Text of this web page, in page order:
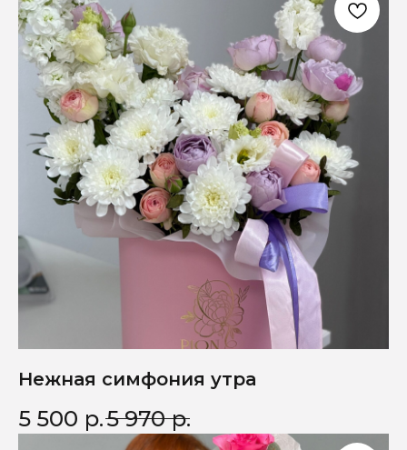
Нежная симфония утра
5 500 р.5 970 р.